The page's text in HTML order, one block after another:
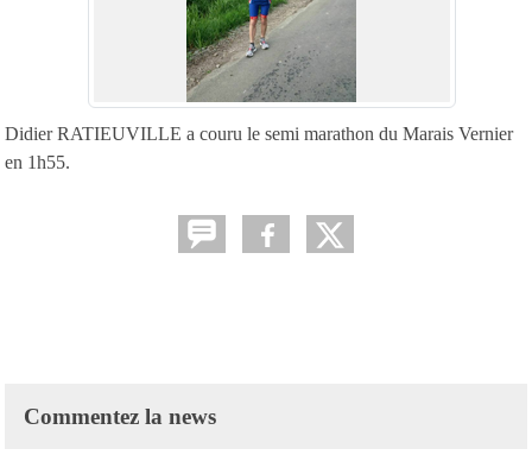
Didier RATIEUVILLE a couru le semi marathon du Marais Vernier
en 1h55.
Commentez la news